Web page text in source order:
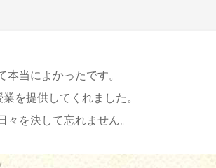
当によかったです。
を提供してくれました。
を決して忘れません。